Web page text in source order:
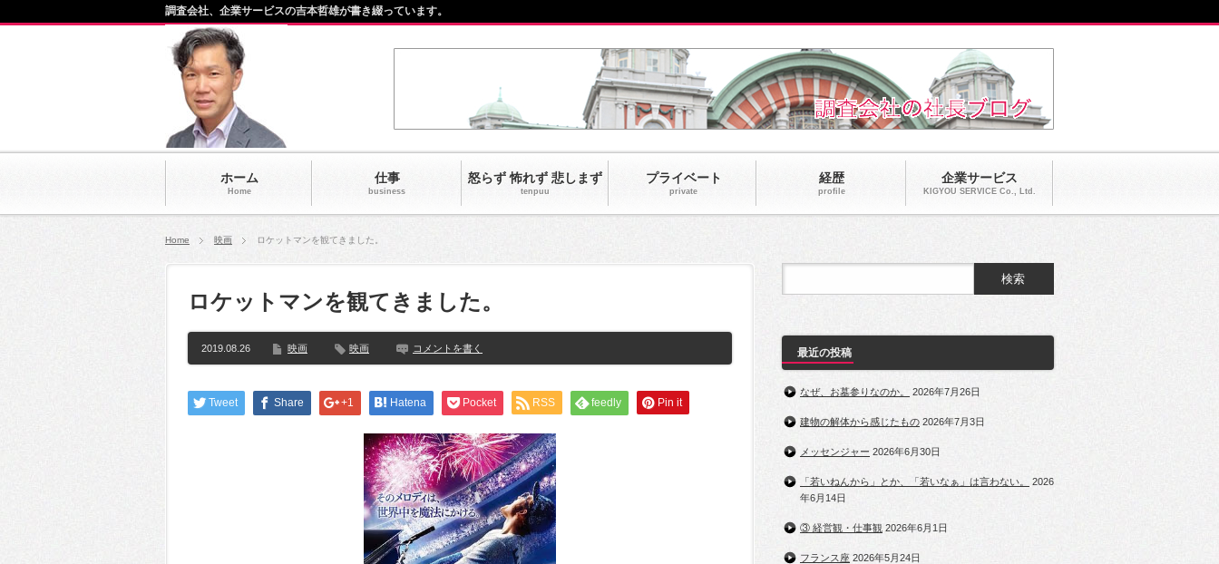
ホーム
Home
仕事
business
怒らず 怖れず 悲しまず
tenpuu
プライベート
private‎
経歴
profile
企業サービス
KIGYOU SERVICE Co., Ltd.
調査会社、企業サービスの吉本哲雄が書き綴っています。
Home 映画 ロケットマンを観てきました。
ロケットマンを観てきました。
2019.08.26 映画 映画 コメントを書く
Tweet Share +1 Hatena Pocket RSS feedly Pin it
最近の投稿
なぜ、お墓参りなのか。 2026年7月26日
建物の解体から感じたもの 2026年7月3日
メッセンジャー 2026年6月30日
「若いねんから」とか、「若いなぁ」は言わない。
2026
年6月14日
③ 経営観・仕事観 2026年6月1日
フランス座 2026年5月24日